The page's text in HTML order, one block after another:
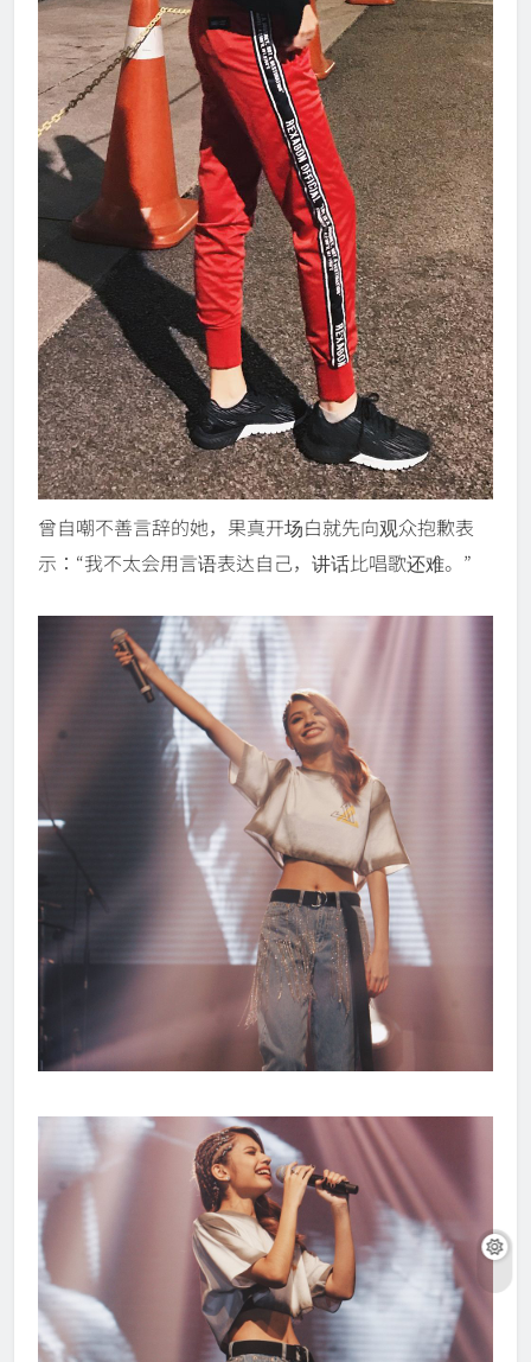
曾自嘲不善言辞的她，果真开场白就先向观众抱歉表
示：“我不太会用言语表达自己，讲话比唱歌还难。”